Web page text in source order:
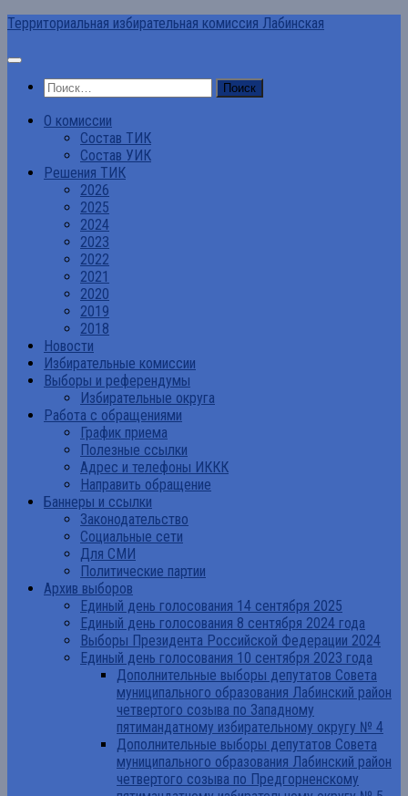
Перейти
содержимому
Территориальная избирательная комиссия Лабинская
Найти:
О комиссии
Состав ТИК
Состав УИК
Решения ТИК
2026
2025
2024
2023
2022
2021
2020
2019
2018
Новости
Избирательные комиссии
Выборы и референдумы
Избирательные округа
Работа с обращениями
График приема
Полезные ссылки
Адрес и телефоны ИККК
Направить обращение
Баннеры и ссылки
Законодательство
Социальные сети
Для СМИ
Политические партии
Архив выборов
Единый день голосования 14 сентября 2025
Единый день голосования 8 сентября 2024 года
Выборы Президента Российской Федерации 2024
Единый день голосования 10 сентября 2023 года
Дополнительные выборы депутатов Совета
муниципального образования Лабинский район
четвертого созыва по Западному
пятимандатному избирательному округу № 4
Дополнительные выборы депутатов Совета
муниципального образования Лабинский район
четвертого созыва по Предгорненскому